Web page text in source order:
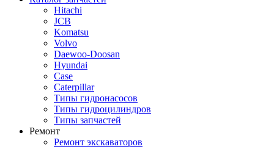
Hitachi
JCB
Komatsu
Volvo
Daewoo-Doosan
Hyundai
Case
Caterpillar
Типы гидронасосов
Типы гидроцилиндров
Типы запчастей
Ремонт
Ремонт экскаваторов